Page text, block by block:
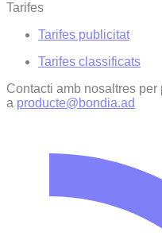
Tarifes
Tarifes publicitat
Tarifes classificats
Contacti amb nosaltres
a producte@bondia.ad